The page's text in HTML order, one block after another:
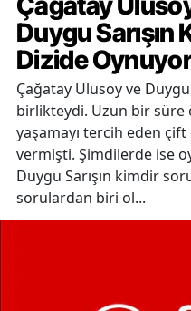
Duygu Sarışın
Dizide
Çağatay Ulusoy ve
birlikteydi. Uzun bir süre
yaşamayı tercih eden
vermişti. Şimdilerde ise
Duygu Sarışın kimdir
sorulardan biri ol...